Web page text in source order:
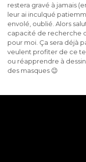
restera gravé à jamais
leur ai inculqué
envolé, oublié. Alors
capacité de recherche
pour moi. Ça sera déjà
veulent profiter de ce
ou réapprendre à
des masques 😉